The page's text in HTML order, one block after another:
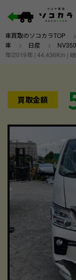
車買取のソコカラTOP
車 > 日産 >
年/2019年 | 44,436Km |
買取金額